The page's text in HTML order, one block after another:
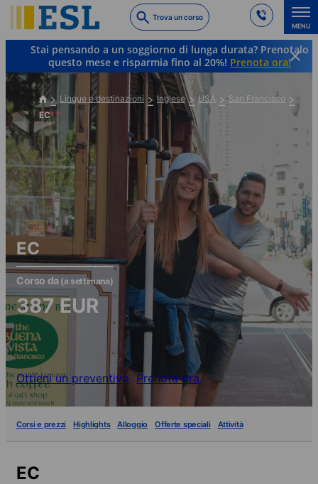
to
main
content
Trova un corso
MENU
Stai pensando a un soggiorno di lunga durata? Prenotalo
questo mese e risparmia fino al 20%! Prenota ora!
Lingue e destinazioni Inglese USA
San Francisco
EC
EC
Corso da (a settimana)
387EUR
Ottieni un preventivo Prenota ora
Corsi e prezzi Highlights Alloggio Offerte speciali Attività
EC